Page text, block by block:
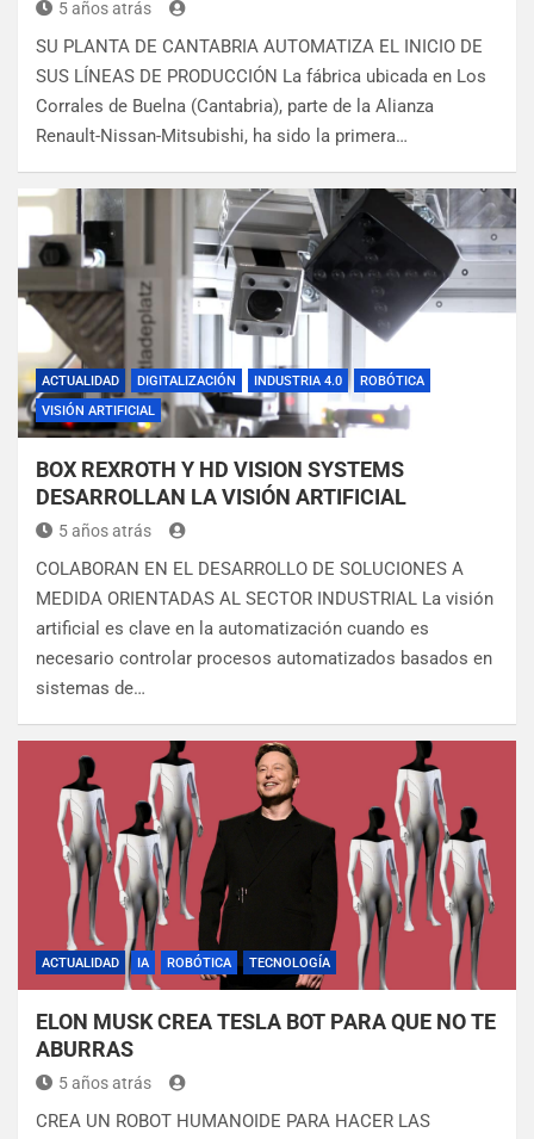
5 años atrás
SU PLANTA DE CANTABRIA AUTOMATIZA EL INICIO DE
SUS LÍNEAS DE PRODUCCIÓN La fábrica ubicada en Los
Corrales de Buelna (Cantabria), parte de la Alianza
Renault-Nissan-Mitsubishi, ha sido la primera…
ACTUALIDAD DIGITALIZACIÓN INDUSTRIA 4.0
ROBÓTICA
VISIÓN ARTIFICIAL
BOX REXROTH Y HD VISION SYSTEMS
DESARROLLAN LA VISIÓN ARTIFICIAL
5 años atrás
COLABORAN EN EL DESARROLLO DE SOLUCIONES A
MEDIDA ORIENTADAS AL SECTOR INDUSTRIAL La visión
artificial es clave en la automatización cuando es
necesario controlar procesos automatizados basados en
sistemas de…
ACTUALIDAD IA ROBÓTICA TECNOLOGÍA
ELON MUSK CREA TESLA BOT PARA QUE NO TE
ABURRAS
5 años atrás
CREA UN ROBOT HUMANOIDE PARA HACER LAS